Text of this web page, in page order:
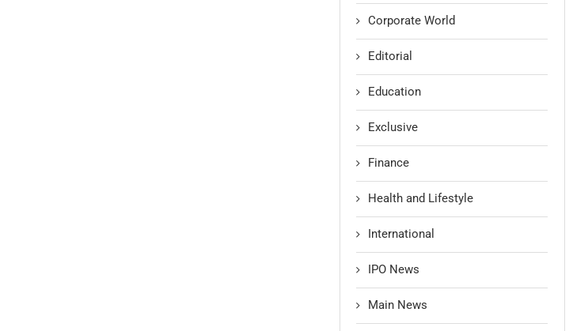
Corporate World
Editorial
Education
Exclusive
Finance
Health and Lifestyle
International
IPO News
Main News